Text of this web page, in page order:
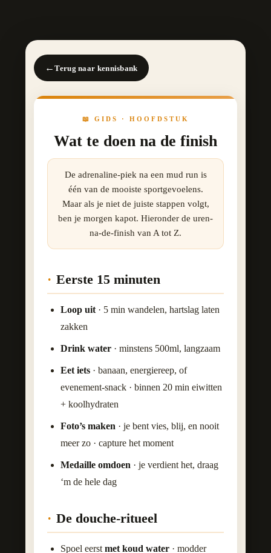
←Terug naar kennisbank
📖 GIDS · HOOFDSTUK
Wat te doen na de finish
De adrenaline-piek na een mud run is
één van de mooiste sportgevoelens.
Maar als je niet de juiste stappen volgt,
ben je morgen kapot. Hieronder de uren-
na-de-finish van A tot Z.
Eerste 15 minuten
Loop uit · 5 min wandelen, hartslag laten
zakken
Drink water · minstens 500ml, langzaam
Eet iets · banaan, energiereep, of
evenement-snack · binnen 20 min eiwitten
+ koolhydraten
Foto’s maken · je bent vies, blij, en nooit
meer zo · capture het moment
Medaille omdoen · je verdient het, draag
‘m de hele dag
De douche-ritueel
Spoel eerst met koud water · modder